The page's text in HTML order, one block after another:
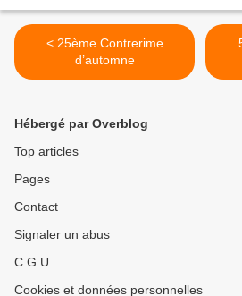
< 25ème Contrerime
d’automne
Hébergé par Overblog
Top articles
Pages
Contact
Signaler un abus
C.G.U.
Cookies et données personnelles